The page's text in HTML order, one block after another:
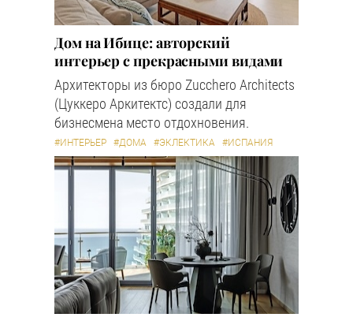
Дом на Ибице: авторский
интерьер с прекрасными видами
Архитекторы из бюро Zucchero Architects
(Цуккеро Аркитектс) создали для
бизнесмена место отдохновения.
#ИНТЕРЬЕР #ДОМА #ЭКЛЕКТИКА #ИСПАНИЯ